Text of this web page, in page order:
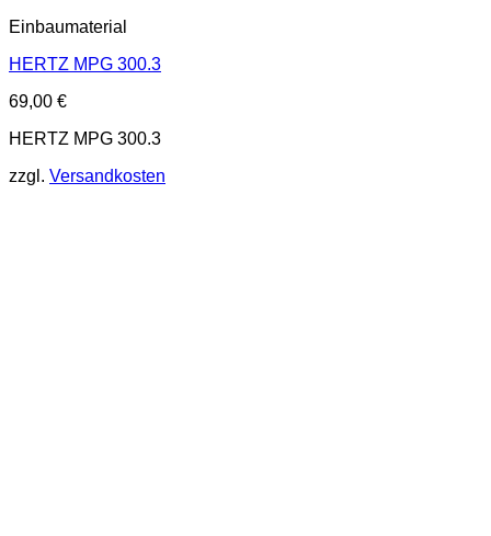
Einbaumaterial
HERTZ MPG 300.3
69,00 €
HERTZ MPG 300.3
zzgl. Versandkosten